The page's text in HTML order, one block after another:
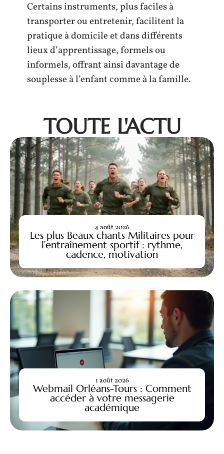
Certains instruments, plus faciles à
transporter ou entretenir, facilitent la
pratique à domicile et dans différents
lieux d’apprentissage, formels ou
informels, offrant ainsi davantage de
souplesse à l’enfant comme à la famille.
TOUTE L'ACTU
Les plus Beaux chants Militaires pour
l’entraînement sportif : rythme,
cadence, motivation
4 août 2026
Webmail Orléans-Tours : Comment
accéder à votre messagerie
académique
1 août 2026